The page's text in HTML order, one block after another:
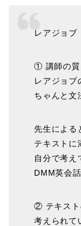
レアジョ
① 講師の質
レアジョブ
ちゃんと文
先生による
テキストに
自分で考え
DMM英会
② テキスト
考えられて